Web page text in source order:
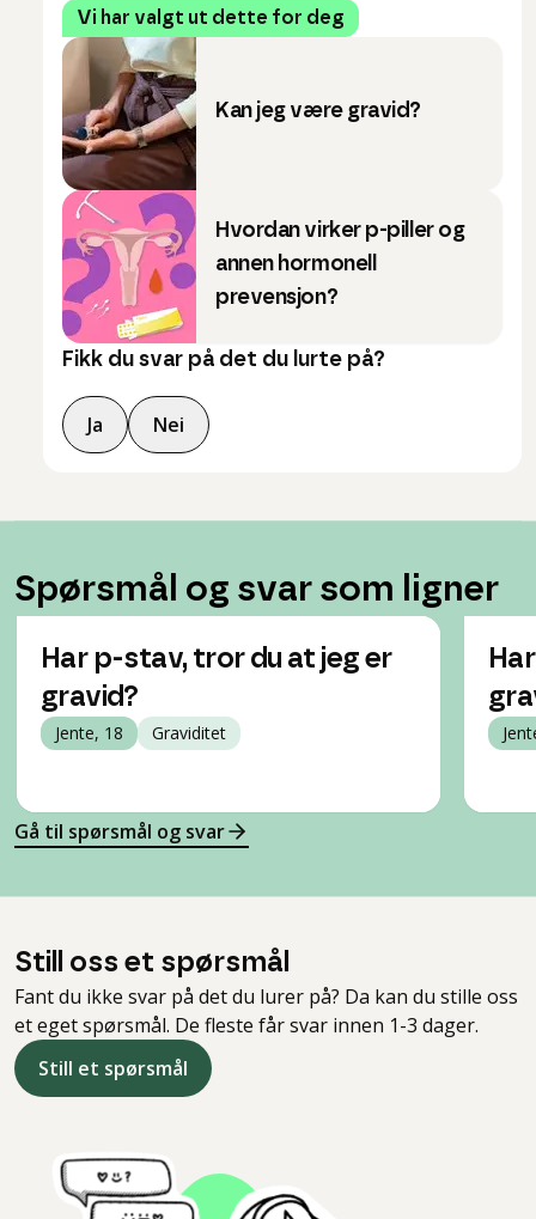
Vi har valgt ut dette for deg
Kan jeg være gravid?
Hvordan virker p-piller og
annen hormonell
prevensjon?
Fikk du svar på det du lurte på?
Ja Nei
Spørsmål og svar som ligner
Har p-stav, tror du at jeg er
gravid?
Jente, 18 Graviditet
Gå til spørsmål og svar
Still oss et spørsmål
Fant du ikke svar på det du lurer på? Da kan du stille oss
et eget spørsmål. De fleste får svar innen 1-3 dager.
Still et spørsmål